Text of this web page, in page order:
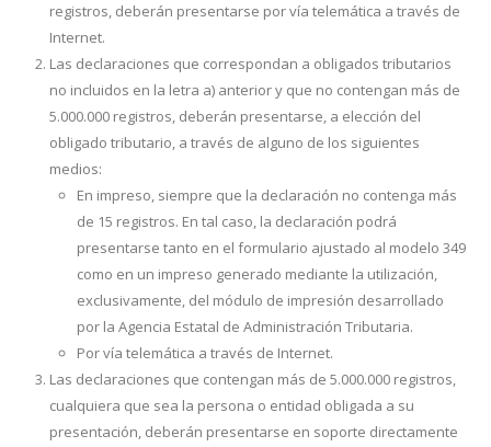
registros, deberán presentarse por vía telemática a través de
Internet.
Las declaraciones que correspondan a obligados tributarios
no incluidos en la letra a) anterior y que no contengan más de
5.000.000 registros, deberán presentarse, a elección del
obligado tributario, a través de alguno de los siguientes
medios:
En impreso, siempre que la declaración no contenga más
de 15 registros. En tal caso, la declaración podrá
presentarse tanto en el formulario ajustado al modelo 349
como en un impreso generado mediante la utilización,
exclusivamente, del módulo de impresión desarrollado
por la Agencia Estatal de Administración Tributaria.
Por vía telemática a través de Internet.
Las declaraciones que contengan más de 5.000.000 registros,
cualquiera que sea la persona o entidad obligada a su
presentación, deberán presentarse en soporte directamente